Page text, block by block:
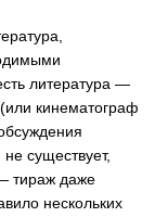
литература —
кинематограф
существует,
тираж даже
нескольких